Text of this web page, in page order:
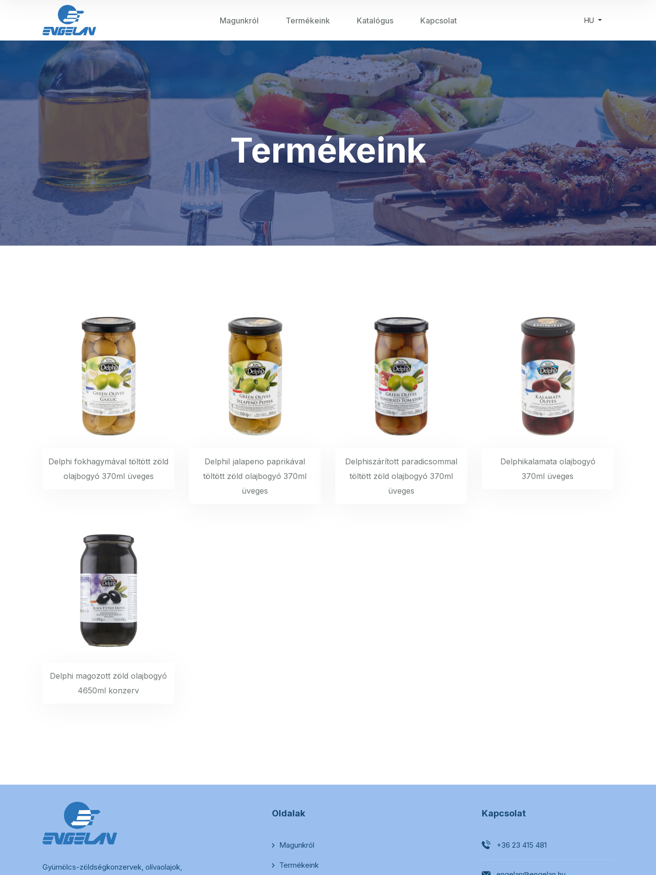
Magunkról Termékeink Katalógus Kapcsolat HU
Termékeink
Delphi fokhagymával töltött zöld
olajbogyó 370ml üveges
DelphiI jalapeno paprikával
töltött zöld olajbogyó 370ml
üveges
Delphiszárított paradicsommal
töltött zöld olajbogyó 370ml
üveges
Delphikalamata olajbogyó
370ml üveges
Delphi magozott zöld olajbogyó
4650ml konzerv
Gyümölcs-zöldségkonzervek, olívaolajok,
Oldalak
Magunkról
Termékeink
Kapcsolat
+36 23 415 481